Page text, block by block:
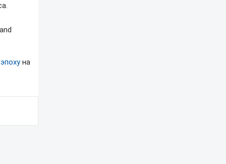
на